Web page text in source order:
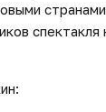
спектакля